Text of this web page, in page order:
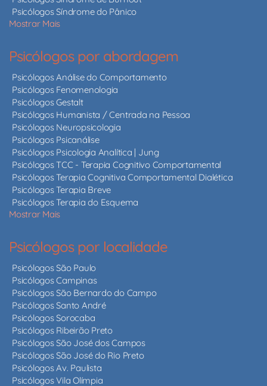
Psicólogos Síndrome do Pânico
Mostrar Mais
Psicólogos por abordagem
Psicólogos Análise do Comportamento
Psicólogos Fenomenologia
Psicólogos Gestalt
Psicólogos Humanista / Centrada na Pessoa
Psicólogos Neuropsicologia
Psicólogos Psicanálise
Psicólogos Psicologia Analítica | Jung
Psicólogos TCC - Terapia Cognitivo Comportamental
Psicólogos Terapia Cognitiva Comportamental Dialética
Psicólogos Terapia Breve
Psicólogos Terapia do Esquema
Mostrar Mais
Psicólogos por localidade
Psicólogos São Paulo
Psicólogos Campinas
Psicólogos São Bernardo do Campo
Psicólogos Santo André
Psicólogos Sorocaba
Psicólogos Ribeirão Preto
Psicólogos São José dos Campos
Psicólogos São José do Rio Preto
Psicólogos Av. Paulista
Psicólogos Vila Olímpia